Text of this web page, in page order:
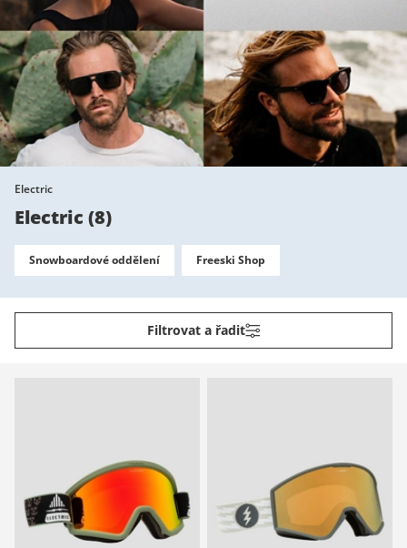
Electric
Electric (8)
Snowboardové oddělení Freeski Shop
Filtrovat a řadit